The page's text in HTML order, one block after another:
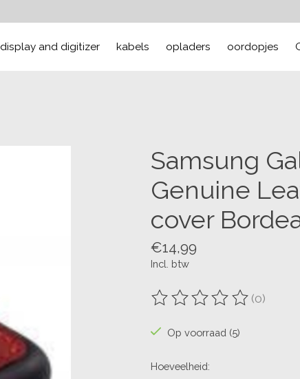
display and digitizer kabels opladers oordopjes
Samsung
Genuine
cover
€14,99
Incl. btw
De beoordeling van dit
(0)
Op voorraad (5)
Hoeveelheid: